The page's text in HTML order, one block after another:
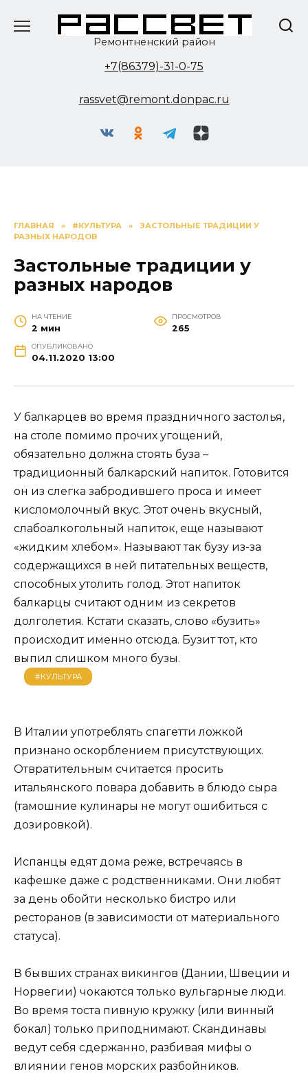
Ремонтненский район
+7(86379)-31-0-75
rassvet@remont.donpac.ru
ГЛАВНАЯ » #КУЛЬТУРА »
ЗАСТОЛЬНЫЕ ТРАДИЦИИ У
РАЗНЫХ НАРОДОВ
Застольные традиции у
разных народов
НА ЧТЕНИЕ
2 мин
ПРОСМОТРОВ
265
ОПУБЛИКОВАНО
04.11.2020 13:00
У балкарцев во время праздничного застолья,
на столе помимо прочих угощений,
обязательно должна стоять буза –
традиционный балкарский напиток. Готовится
он из слегка забродившего проса и имеет
кисломолочный вкус. Этот очень вкусный,
слабоалкогольный напиток, еще называют
«жидким хлебом». Называют так бузу из-за
содержащихся в ней питательных веществ,
способных утолить голод. Этот напиток
балкарцы считают одним из секретов
долголетия. Кстати сказать, слово «бузить»
происходит именно отсюда. Бузит тот, кто
выпил слишком много бузы.
#КУЛЬТУРА
В Италии употреблять спагетти ложкой
признано оскорблением присутствующих.
Отвратительным считается просить
итальянского повара добавить в блюдо сыра
(тамошние кулинары не могут ошибиться с
дозировкой).
Испанцы едят дома реже, встречаясь в
кафешке даже с родственниками. Они любят
за день обойти несколько бистро или
ресторанов (в зависимости от материального
статуса).
В бывших странах викингов (Дании, Швеции и
Норвегии) чокаются только вульгарные люди.
Во время тоста пивную кружку (или винный
бокал) только приподнимают. Скандинавы
ведут себя сдержанно, разбивая мифы о
влиянии генов морских разбойников.